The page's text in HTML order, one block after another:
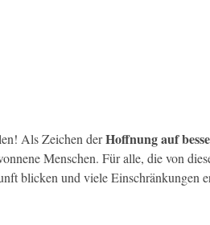
Als Zeichen derHoffnung auf
Menschen. Für alle, die von
blicken und viele Einschränkungen